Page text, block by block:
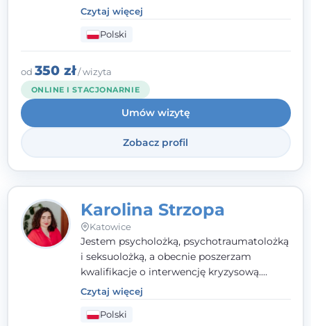
klinicznej. Ukończyłam również studia
podyplomowe z Praktycznej Diagnozy
Psychologicznej. Aktywnie uczestniczę w
działalności Polskiego Towarzystwa
Psychiatrycznego oraz Polskiego
Towarzystwa Psychologicznego, a także
jestem członkiem nadzwyczajnym
Wielkopolskiego Towarzystwa Terapii
Systemowej.
Czytaj więcej
Polski
od 350 zł/ wizyta
ONLINE I STACJONARNIE
Umów wizytę
Zobacz profil
Karolina Strzopa
Katowice
Jestem psycholożką, psychotraumatolożką
i seksuolożką, a obecnie poszerzam
kwalifikacje o interwencję kryzysową.
Pracuję w nurcie terapii trzeciej fali, łącząc
metody o potwierdzonej skuteczności.
Towarzyszę młodzieży, dorosłym i parom w
Czytaj więcej
Polski